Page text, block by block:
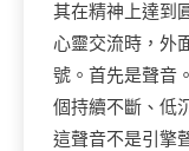
其在精神上達到
心靈交流時，外
號。首先是聲音
個持續不斷、低
這聲音不是引擎